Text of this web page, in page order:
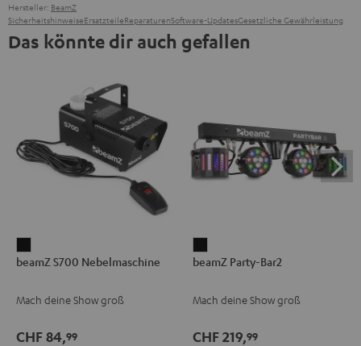
Hersteller: BeamZ
SicherheitshinweiseErsatzteileReparaturenSoftware-UpdatesGesetzliche Gewährleistung
Das könnte dir auch gefallen
S700
Schwarz
beamZ S700 Nebelmaschine
Mach deine Show groß
CHF 84,99
Party-
Schwarz
beamZ Party-Bar2
Mach deine Show groß
CHF 219,99